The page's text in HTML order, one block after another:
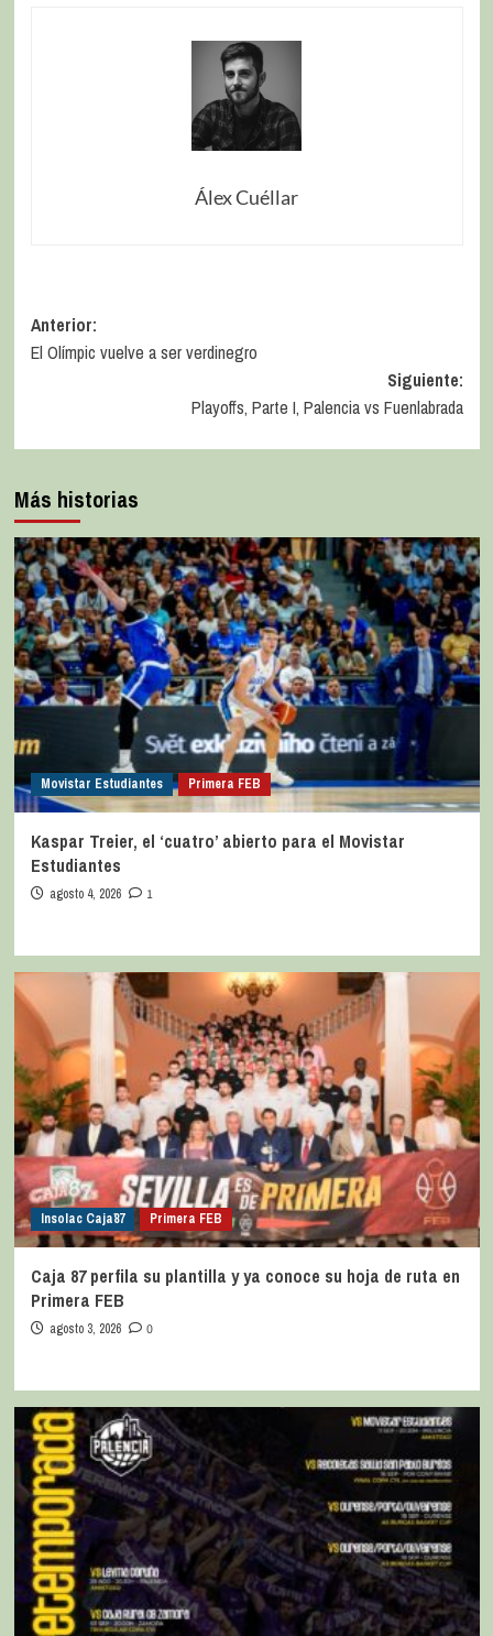
Álex Cuéllar
Anterior:
El Olímpic vuelve a ser verdinegro
Siguiente:
Playoffs, Parte I, Palencia vs Fuenlabrada
Más historias
Movistar Estudiantes Primera FEB
Kaspar Treier, el ‘cuatro’ abierto para el Movistar
Estudiantes
agosto 4, 2026 1
Insolac Caja´87 Primera FEB
Caja 87 perfila su plantilla y ya conoce su hoja de ruta en
Primera FEB
agosto 3, 2026 0